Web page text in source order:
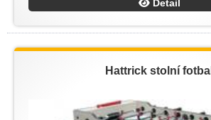
Detail
Hattrick stolní fotbal